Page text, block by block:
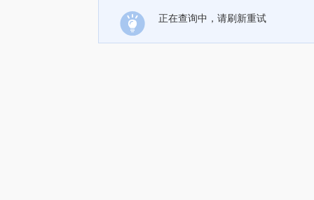
正在查询中，请刷新重试